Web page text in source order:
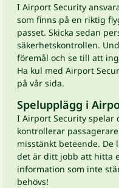
I Airport Security
som finns på en riktig
passet. Skicka sedan
säkerhetskontrollen.
föremål och se till att
Ha kul med Airport
på vår sida.
Spelupplägg i
I Airport Security spelar
kontrollerar
misstänkt beteende. De
det är ditt jobb att hitta
information som inte
behövs!